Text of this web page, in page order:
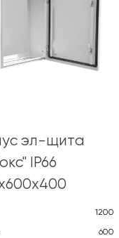
эл-щита
IP66
1200
600